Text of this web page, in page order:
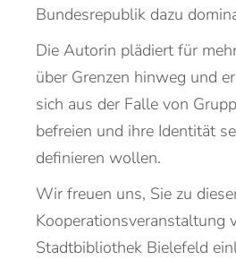
Bundesrepublik dazu
Die Autorin plädiert für
über Grenzen hinweg und
sich aus der Falle von
befreien und ihre Identität
definieren wollen.
Wir freuen uns, Sie zu
Kooperationsveranstaltung
Stadtbibliothek Bielefeld